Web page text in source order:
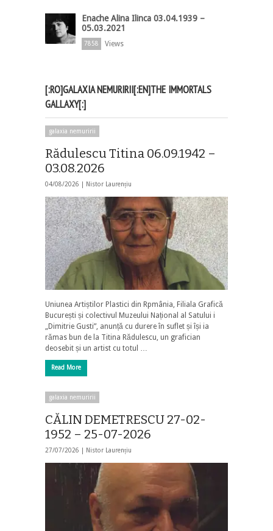
Enache Alina Ilinca 03.04.1939 –
05.03.2021
7858 Views
[:RO]GALAXIA NEMURIRII[:EN]THE IMMORTALS
GALLAXY[:]
galaxia nemuririi
Rădulescu Titina 06.09.1942 –
03.08.2026
04/08/2026 | Nistor Laurențiu
Uniunea Artiștilor Plastici din Rpmânia, Filiala Grafică
București și colectivul Muzeului Național al Satului i
„Dimitrie Gusti”, anunță cu durere în suflet și își ia
rămas bun de la Titina Rădulescu, un grafician
deosebit și un artist cu totul …
Read More
galaxia nemuririi
CĂLIN DEMETRESCU 27-02-
1952 – 25-07-2026
27/07/2026 | Nistor Laurențiu